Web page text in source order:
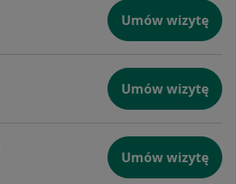
Umów wizytę
Umów wizytę
Umów wizytę